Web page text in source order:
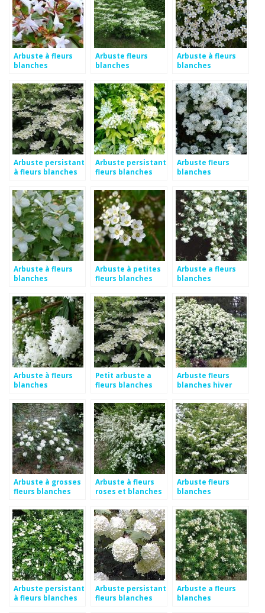
Arbuste à fleurs
blanches
Arbuste fleurs
blanches
Arbuste à fleurs
blanches
Arbuste persistant
à fleurs blanches
Arbuste persistant
fleurs blanches
Arbuste fleurs
blanches
Arbuste à fleurs
blanches
Arbuste à petites
fleurs blanches
Arbuste a fleurs
blanches
Arbuste à fleurs
blanches
Petit arbuste a
fleurs blanches
Arbuste fleurs
blanches hiver
Arbuste à grosses
fleurs blanches
Arbuste à fleurs
roses et blanches
Arbuste fleurs
blanches
Arbuste persistant
à fleurs blanches
Arbuste persistant
fleurs blanches
Arbuste a fleurs
blanches